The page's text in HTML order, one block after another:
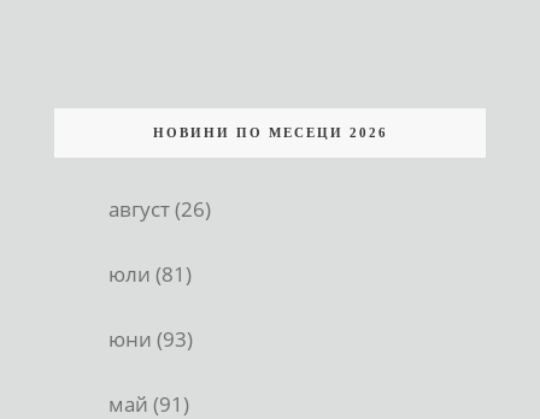
НОВИНИ ПО МЕСЕЦИ 2026
август (26)
юли (81)
юни (93)
май (91)